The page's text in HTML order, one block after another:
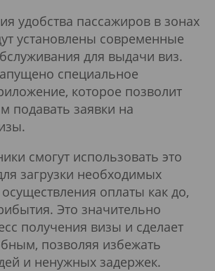
удобства пассажиров в зонах
установлены современные
для выдачи виз.
специальное
которое позволит
подавать заявки на
смогут использовать это
загрузки необходимых
оплаты как до,
Это значительно
получения визы и сделает
позволяя избежать
и ненужных задержек.